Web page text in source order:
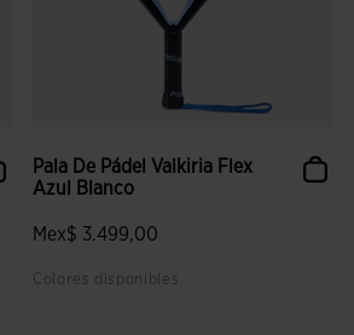
Pala De Pádel Valkiria Flex
Azul Blanco
Mex$ 3.499,00
Colores disponibles